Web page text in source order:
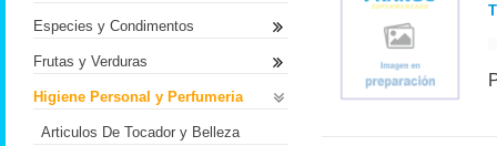
Especies y Condimentos
Frutas y Verduras
Higiene Personal y Perfumeria
Articulos De Tocador y Belleza